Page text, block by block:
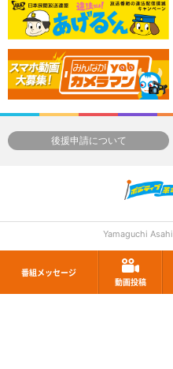
番組メッセージ
動画投稿
後援申請について
Yamaguchi